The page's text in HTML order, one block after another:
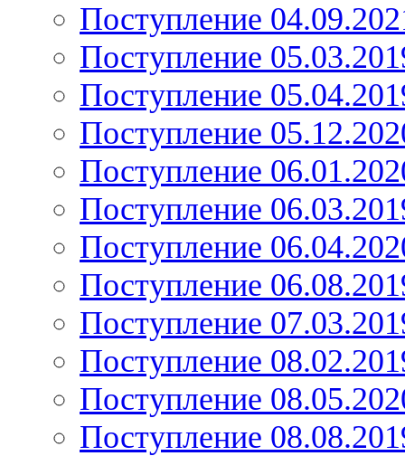
Поступление
Поступление
Поступление
Поступление
Поступление
Поступление
Поступление
Поступление
Поступление
Поступление
Поступление
Поступление